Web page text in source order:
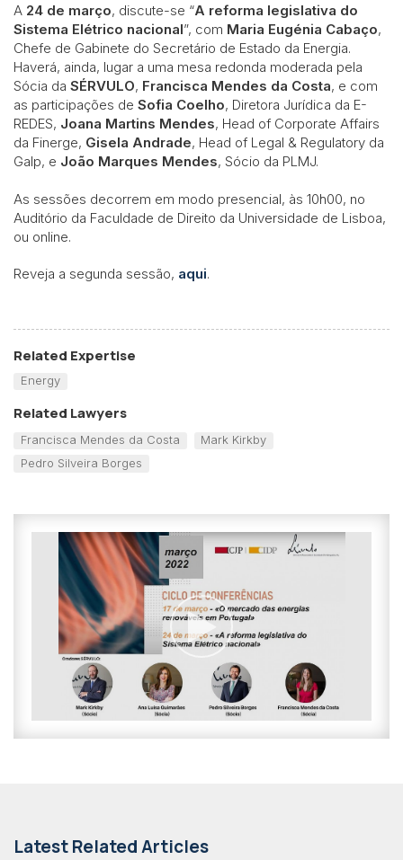
A 24 de março, discute-se “A reforma legislativa do
Sistema Elétrico nacional”, com Maria Eugénia Cabaço,
Chefe de Gabinete do Secretário de Estado da Energia.
Haverá, ainda, lugar a uma mesa redonda moderada pela
Sócia da SÉRVULO, Francisca Mendes da Costa, e com
as participações de Sofia Coelho, Diretora Jurídica da E-
REDES, Joana Martins Mendes, Head of Corporate Affairs
da Finerge, Gisela Andrade, Head of Legal & Regulatory da
Galp, e João Marques Mendes, Sócio da PLMJ.
As sessões decorrem em modo presencial, às 10h00, no
Auditório da Faculdade de Direito da Universidade de Lisboa,
ou online.
Reveja a segunda sessão, aqui.
Related Expertise
Energy
Related Lawyers
Francisca Mendes da Costa
Mark Kirkby
Pedro Silveira Borges
Latest Related Articles